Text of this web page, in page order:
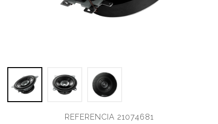
REFERENCIA 21074681